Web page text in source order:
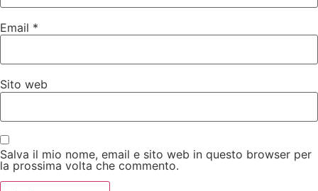
Email *
Sito web
Salva il mio nome, email e sito web in questo browser per
la prossima volta che commento.